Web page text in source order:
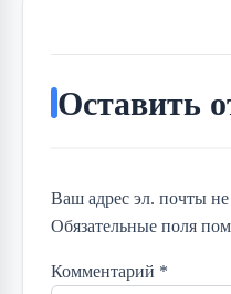
Оставить
Ваш адрес эл. почты не
Обязательные поля
Комментарий *